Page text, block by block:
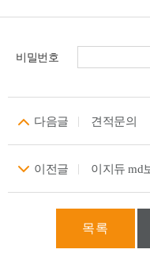
비밀번호
다음글 견적문의
이전글
목록